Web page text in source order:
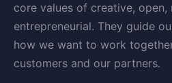
core values of creative, open,
entrepreneurial. They guide
how we want to work
customers and our partners.